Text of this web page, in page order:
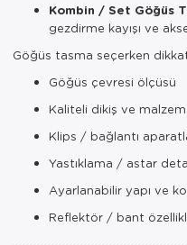
Kombin / Set Göğüs
gezdirme kayışı ve
Göğüs tasma seçerken
Göğüs çevresi ölçüsü
Kaliteli dikiş ve
Klips / bağlantı
Yastıklama / astar
Ayarlanabilir yapı ve
Reflektör / bant